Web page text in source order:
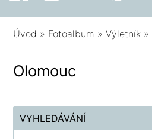
Úvod » Fotoalbum »Výletník »
Olomouc
VYHLEDÁVÁNÍ